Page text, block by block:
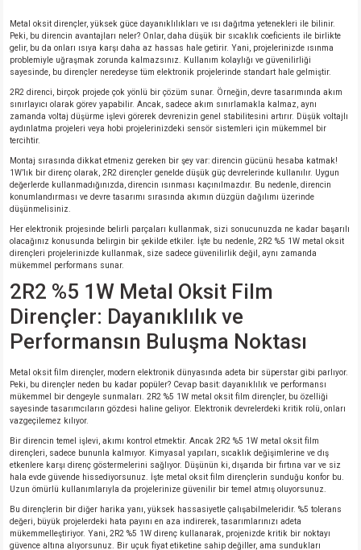
Metal oksit dirençler, yüksek güce dayanıklılıkları ve ısı dağıtma yetenekleri ile bilinir.
Peki, bu direncin avantajları neler? Onlar, daha düşük bir sıcaklık coeficients ile birlikte
gelir, bu da onları ısıya karşı daha az hassas hale getirir. Yani, projelerinizde ısınma
problemiyle uğraşmak zorunda kalmazsınız. Kullanım kolaylığı ve güvenilirliği
sayesinde, bu dirençler neredeyse tüm elektronik projelerinde standart hale gelmiştir.
2R2 direnci, birçok projede çok yönlü bir çözüm sunar. Örneğin, devre tasarımında akım
sınırlayıcı olarak görev yapabilir. Ancak, sadece akım sınırlamakla kalmaz, aynı
zamanda voltaj düşürme işlevi görerek devrenizin genel stabilitesini artırır. Düşük voltajlı
aydınlatma projeleri veya hobi projelerinizdeki sensör sistemleri için mükemmel bir
tercihtir.
Montaj sırasında dikkat etmeniz gereken bir şey var: direncin gücünü hesaba katmak!
1W’lık bir direnç olarak, 2R2 dirençler genelde düşük güç devrelerinde kullanılır. Uygun
değerlerde kullanmadığınızda, direncin ısınması kaçınılmazdır. Bu nedenle, direncin
konumlandırması ve devre tasarımı sırasında akımın düzgün dağılımı üzerinde
düşünmelisiniz.
Her elektronik projesinde belirli parçaları kullanmak, sizi sonucunuzda ne kadar başarılı
olacağınız konusunda belirgin bir şekilde etkiler. İşte bu nedenle, 2R2 %5 1W metal oksit
dirençleri projelerinizde kullanmak, size sadece güvenilirlik değil, aynı zamanda
mükemmel performans sunar.
2R2 %5 1W Metal Oksit Film
Dirençler: Dayanıklılık ve
Performansın Buluşma Noktası
Metal oksit film dirençler, modern elektronik dünyasında adeta bir süperstar gibi parlıyor.
Peki, bu dirençler neden bu kadar popüler? Cevap basit: dayanıklılık ve performansı
mükemmel bir dengeyle sunmaları. 2R2 %5 1W metal oksit film dirençler, bu özelliği
sayesinde tasarımcıların gözdesi haline geliyor. Elektronik devrelerdeki kritik rolü, onları
vazgeçilemez kılıyor.
Bir direncin temel işlevi, akımı kontrol etmektir. Ancak 2R2 %5 1W metal oksit film
dirençleri, sadece bununla kalmıyor. Kimyasal yapıları, sıcaklık değişimlerine ve dış
etkenlere karşı direnç göstermelerini sağlıyor. Düşünün ki, dışarıda bir fırtına var ve siz
hala evde güvende hissediyorsunuz. İşte metal oksit film dirençlerin sunduğu konfor bu.
Uzun ömürlü kullanımlarıyla da projelerinize güvenilir bir temel atmış oluyorsunuz.
Bu dirençlerin bir diğer harika yanı, yüksek hassasiyetle çalışabilmeleridir. %5 tolerans
değeri, büyük projelerdeki hata payını en aza indirerek, tasarımlarınızı adeta
mükemmelleştiriyor. Yani, 2R2 %5 1W direnç kullanarak, projenizde kritik bir noktayı
güvence altına alıyorsunuz. Bir uçuk fiyat etiketine sahip değiller, ama sundukları